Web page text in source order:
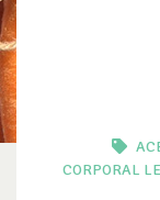
CORPORAL